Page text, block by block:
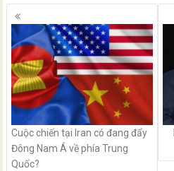
Posts
navigation
Cuộc chiến tại Iran có đang đẩy
Đông Nam Á về phía Trung
Quốc?